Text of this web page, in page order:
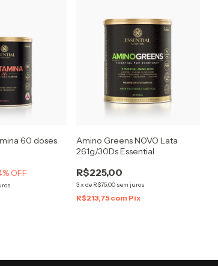
60 doses
% OFF
Amino Greens NOVO Lata
261g/30Ds Essential
R$225,00
3x de R$75,00 sem juros
R$213,75 com Pix